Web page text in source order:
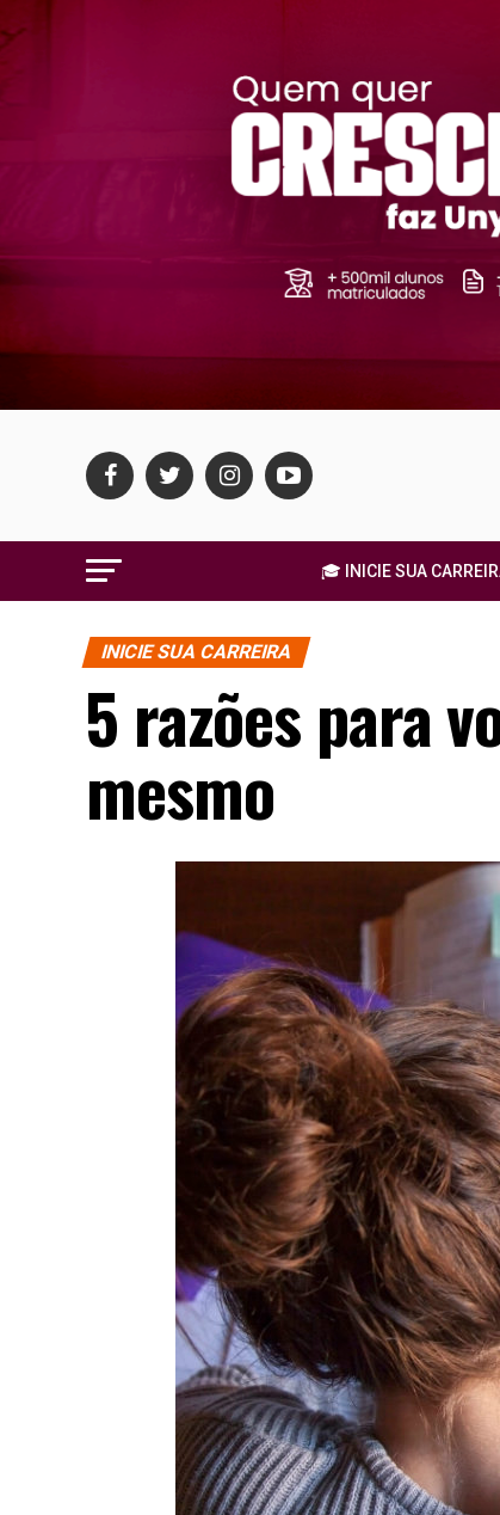
🎓 INICIE SUA
INICIE SUA CARREIRA
5 razões para
mesmo